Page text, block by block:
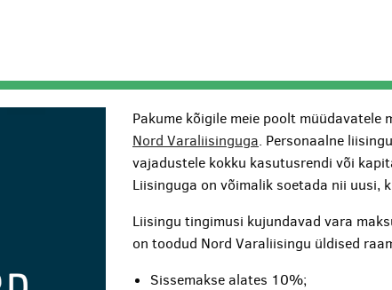
Pakume kõigile meie poolt
Nord Varaliisinguga. Personaalne
vajadustele kokku kasutusrendi või
Liisinguga on võimalik soetada nii uusi,
Liisingu tingimusi kujundavad vara
on toodud Nord Varaliisingu üldised
Sissemakse alates 10%;